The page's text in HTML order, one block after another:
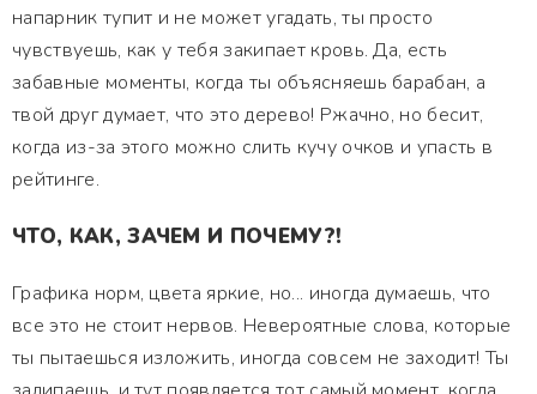
напарник тупит и не может угадать, ты просто
чувствуешь, как у тебя закипает кровь. Да, есть
забавные моменты, когда ты объясняешь барабан, а
твой друг думает, что это дерево! Ржачно, но бесит,
когда из-за этого можно слить кучу очков и упасть в
рейтинге.
ЧТО, КАК, ЗАЧЕМ И ПОЧЕМУ?!
Графика норм, цвета яркие, но... иногда думаешь, что
все это не стоит нервов. Невероятные слова, которые
ты пытаешься изложить, иногда совсем не заходит! Ты